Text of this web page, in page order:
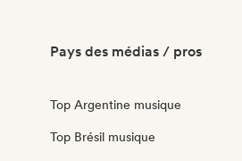
Pays des médias / pros
Top Argentine musique
Top Brésil musique